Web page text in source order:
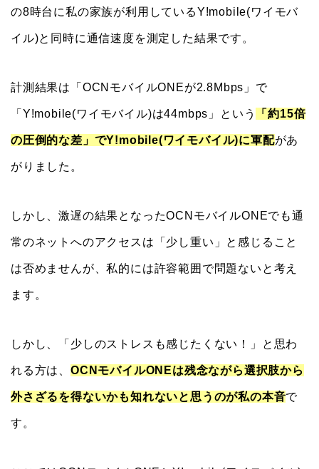
の8時台に私の家族が利用しているY!mobile(ワイモバ
イル)と同時に通信速度を測定した結果です。
計測結果は「OCNモバイルONEが2.8Mbps」で
「Y!mobile(ワイモバイル)は44mbps」という 「約15倍
の圧倒的な差」でY!mobile(ワイモバイル)に軍配があ
がりました。
しかし、激遅の結果となったOCNモバイルONEでも通
常のネットへのアクセスは「少し重い」と感じること
は否めませんが、私的には許容範囲で問題ないと考え
ます。
しかし、「少しのストレスも感じたくない！」と思わ
れる方は、 OCNモバイルONEは残念ながら選択肢から
外さざるを得ないかも知れないと思うのが私の本音で
す。